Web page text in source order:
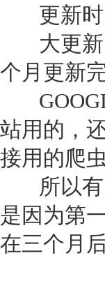
更新时
大更新
个月更新
站用的，
接用的爬
所以有
是因为第
在三个月